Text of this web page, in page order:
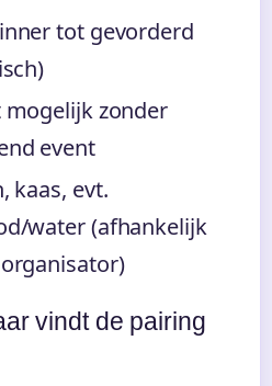
tot gevorderd
mogelijk zonder
event
kaas, evt.
water (afhankelijk
vindt de pairing